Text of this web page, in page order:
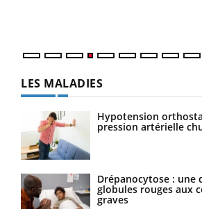
LES MALADIES
Hypotension
pression artérielle
Drépanocytose : une
globules rouges aux
graves